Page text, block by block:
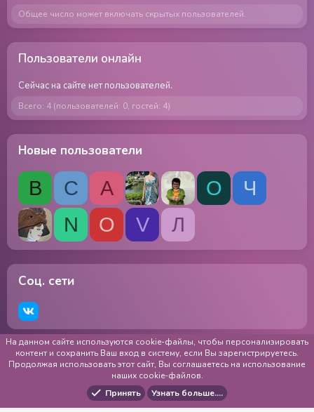
Общее число может включать скрытых пользователей.
Пользователи онлайн
Сейчас на сайте нет пользователей.
Всего: 4 (пользователей: 0, гостей: 4)
Новые пользователи
В С А О
Ч
N
О V Л
Соц. сети
RU Обратная связь
Использование cookie-файлов
Публичная оферта
Сведения об образовательной организации
Обработка и хранение персональных данных
Политика конфиденциальности
Помощь Главная
На данном сайте используются cookie-файлы, чтобы персонализировать
контент и сохранить Ваш вход в систему, если Вы зарегистрируетесь.
Продолжая использовать этот сайт, Вы соглашаетесь на использование
наших cookie-файлов.
Принять
Узнать больше.…